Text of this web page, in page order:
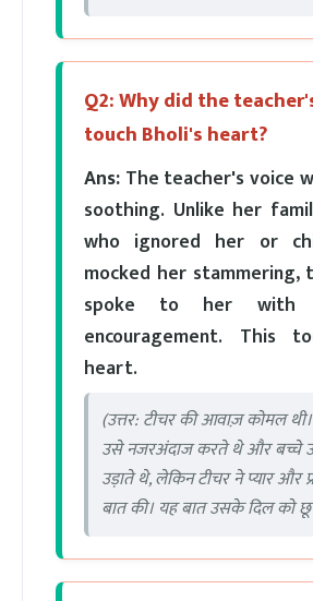
Q2: Why did the
touch Bholi's heart?
Ans: The teacher's voice
soothing. Unlike her
who ignored her or
mocked her stammering,
spoke to her with
encouragement. This
heart.
(उत्तर: टीचर की आवाज़ कोमल
उसे नजरअंदाज करते थे और बच्चे
उड़ाते थे, लेकिन टीचर ने प्यार और
बात की। यह बात उसके दिल को